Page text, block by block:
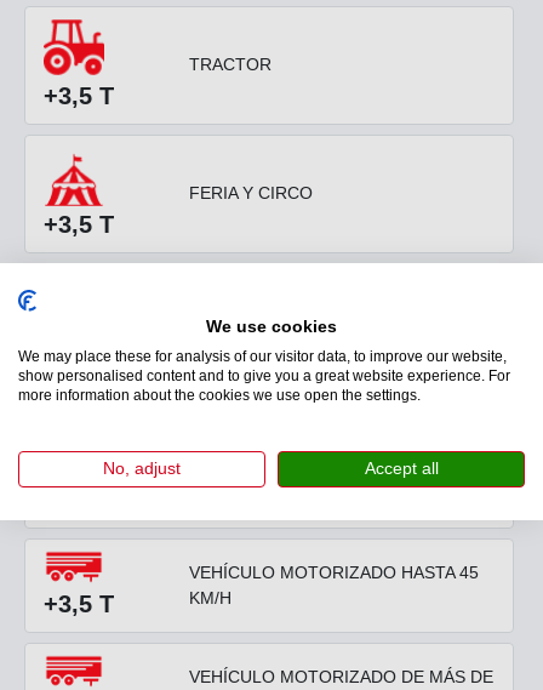
+3,5 T
TRACTOR
+3,5 T
FERIA Y CIRCO
Remolques
REMOLQUES
+3,5 T
VEHÍCULO MOTORIZADO HASTA 45
KM/H
VEHÍCULO MOTORIZADO DE MÁS DE
We use cookies
We may place these for analysis of our visitor data, to improve our website,
show personalised content and to give you a great website experience. For
more information about the cookies we use open the settings.
No, adjust Accept all